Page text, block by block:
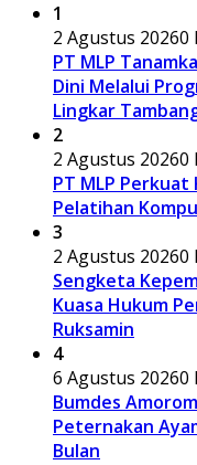
1
2 Agustus 20260
PT MLP
Dini Melalui
Lingkar
2
2 Agustus 20260
PT MLP
Pelatihan
3
2 Agustus 20260
Sengketa
Kuasa Hukum
Ruksamin
4
6 Agustus 20260
Bumdes
Peternakan
Bulan